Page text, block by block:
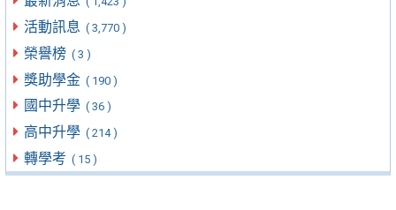
活動訊息 ( 3,770 )
榮譽榜 ( 3 )
獎助學金 ( 190 )
國中升學 ( 36 )
高中升學 ( 214 )
轉學考 ( 15 )